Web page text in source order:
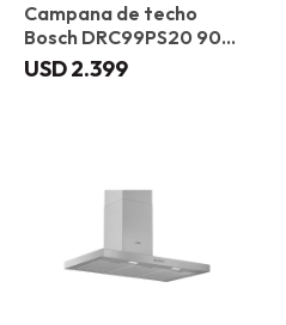
Campana de techo
Bosch DRC99PS20 90
cm
USD2.399